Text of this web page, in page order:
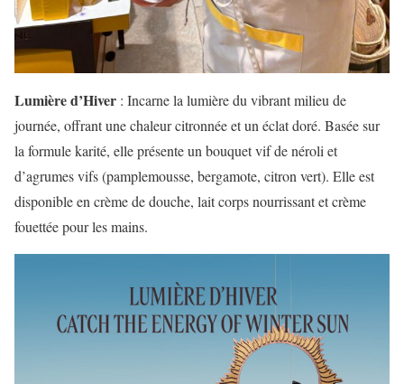
Lumière d’Hiver : Incarne la lumière du vibrant milieu de
journée, offrant une chaleur citronnée et un éclat doré. Basée sur
la formule karité, elle présente un bouquet vif de néroli et
d’agrumes vifs (pamplemousse, bergamote, citron vert). Elle est
disponible en crème de douche, lait corps nourrissant et crème
fouettée pour les mains.